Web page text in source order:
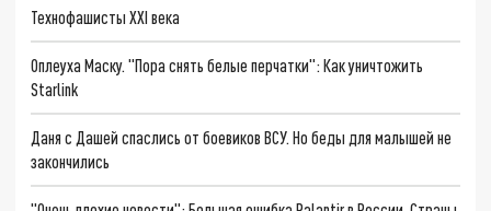
Технофашисты XXI века
Оплеуха Маску. "Пора снять белые перчатки": Как уничтожить
Starlink
Даня с Дашей спаслись от боевиков ВСУ. Но беды для малышей не
закончились